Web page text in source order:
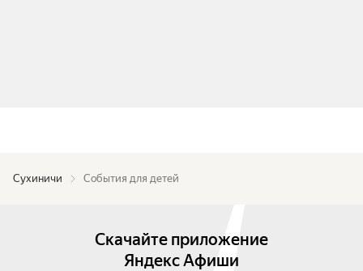
Сухиничи События для детей
Скачайте приложение
Яндекс Афиши